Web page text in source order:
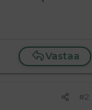
Vastaa
#2